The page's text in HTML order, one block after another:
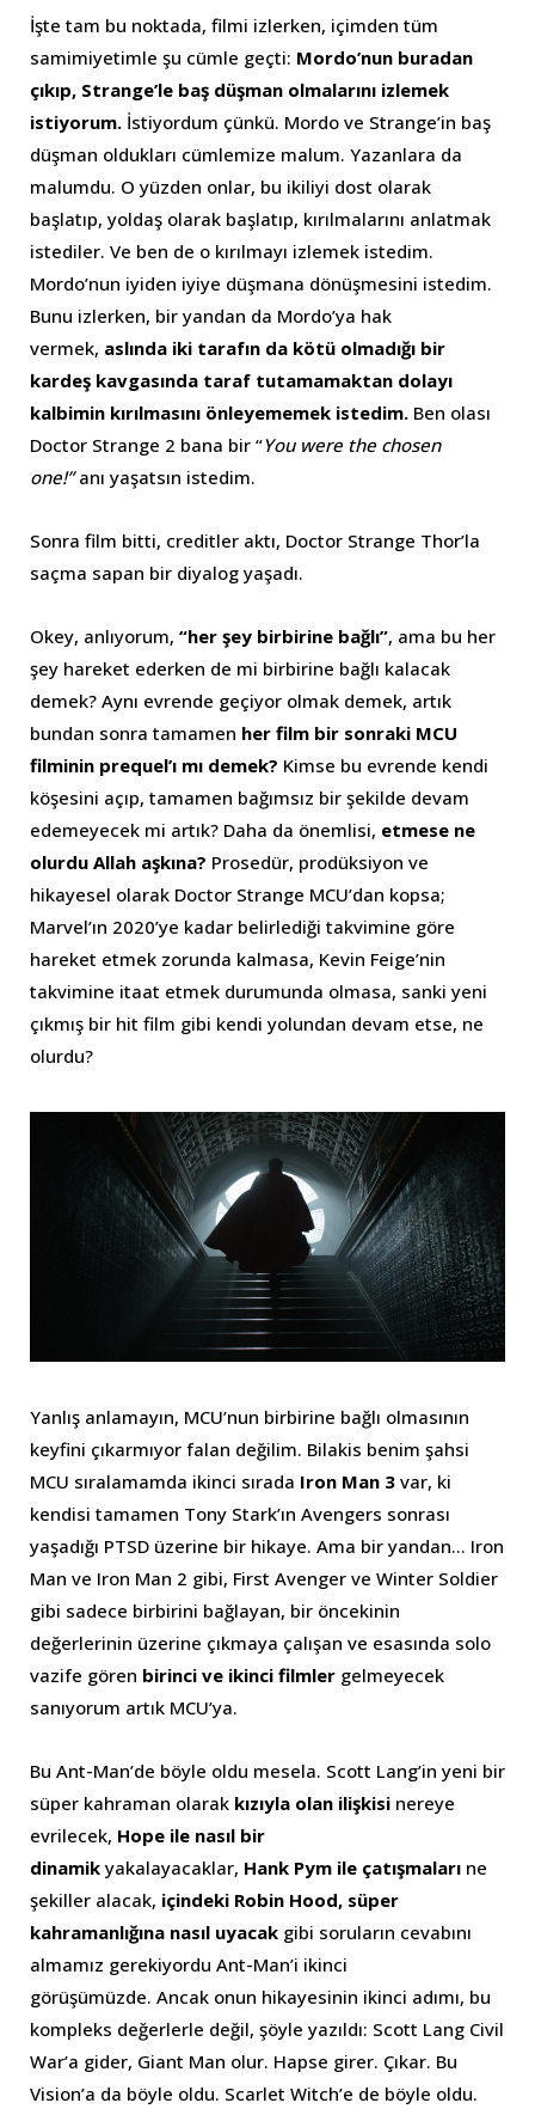
İşte tam bu noktada, filmi izlerken, içimden tüm
samimiyetimle şu cümle geçti: Mordo’nun buradan
çıkıp, Strange’le baş düşman olmalarını izlemek
istiyorum. İstiyordum çünkü. Mordo ve Strange’in baş
düşman oldukları cümlemize malum. Yazanlara da
malumdu. O yüzden onlar, bu ikiliyi dost olarak
başlatıp, yoldaş olarak başlatıp, kırılmalarını anlatmak
istediler. Ve ben de o kırılmayı izlemek istedim.
Mordo’nun iyiden iyiye düşmana dönüşmesini istedim.
Bunu izlerken, bir yandan da Mordo’ya hak
vermek, aslında iki tarafın da kötü olmadığı bir
kardeş kavgasında taraf tutamamaktan dolayı
kalbimin kırılmasını önleyememek istedim. Ben olası
Doctor Strange 2 bana bir “You were the chosen
one!”anı yaşatsın istedim.
Sonra film bitti, creditler aktı, Doctor Strange Thor’la
saçma sapan bir diyalog yaşadı.
Okey, anlıyorum, “her şey birbirine bağlı”, ama bu her
şey hareket ederken de mi birbirine bağlı kalacak
demek? Aynı evrende geçiyor olmak demek, artık
bundan sonra tamamen her film bir sonraki MCU
filminin prequel’ı mı demek? Kimse bu evrende kendi
köşesini açıp, tamamen bağımsız bir şekilde devam
edemeyecek mi artık? Daha da önemlisi, etmese ne
olurdu Allah aşkına? Prosedür, prodüksiyon ve
hikayesel olarak Doctor Strange MCU’dan kopsa;
Marvel’ın 2020’ye kadar belirlediği takvimine göre
hareket etmek zorunda kalmasa, Kevin Feige’nin
takvimine itaat etmek durumunda olmasa, sanki yeni
çıkmış bir hit film gibi kendi yolundan devam etse, ne
olurdu?
Yanlış anlamayın, MCU’nun birbirine bağlı olmasının
keyfini çıkarmıyor falan değilim. Bilakis benim şahsi
MCU sıralamamda ikinci sırada Iron Man 3 var, ki
kendisi tamamen Tony Stark’ın Avengers sonrası
yaşadığı PTSD üzerine bir hikaye. Ama bir yandan… Iron
Man ve Iron Man 2 gibi, First Avenger ve Winter Soldier
gibi sadece birbirini bağlayan, bir öncekinin
değerlerinin üzerine çıkmaya çalışan ve esasında solo
vazife gören birinci ve ikinci filmler gelmeyecek
sanıyorum artık MCU’ya.
Bu Ant-Man’de böyle oldu mesela. Scott Lang’in yeni bir
süper kahraman olarak kızıyla olan ilişkisi nereye
evrilecek, Hope ile nasıl bir
dinamik yakalayacaklar, Hank Pym ile çatışmaları ne
şekiller alacak, içindeki Robin Hood, süper
kahramanlığına nasıl uyacak gibi soruların cevabını
almamız gerekiyordu Ant-Man’i ikinci
görüşümüzde. Ancak onun hikayesinin ikinci adımı, bu
kompleks değerlerle değil, şöyle yazıldı: Scott Lang Civil
War’a gider, Giant Man olur. Hapse girer. Çıkar. Bu
Vision’a da böyle oldu. Scarlet Witch’e de böyle oldu.